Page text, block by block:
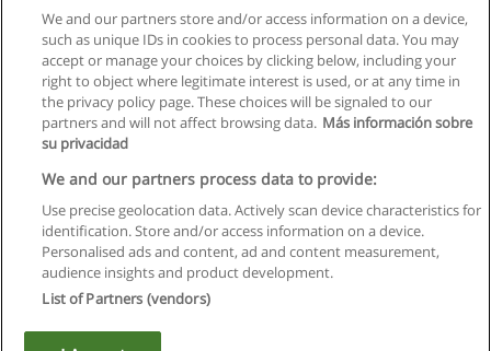
+ информация по E-mail
Правила пользования
Конфиденциальность информации
Напишите Educaedu
Copyright © Educaedu Business S.L. - CIF : B-95610580: -
We and our partners store and/or access information on a device,
such as unique IDs in cookies to process personal data. You may
accept or manage your choices by clicking below, including your
right to object where legitimate interest is used, or at any time in
the privacy policy page. These choices will be signaled to our
partners and will not affect browsing data. Más información sobre
su privacidad
We and our partners process data to provide:
Use precise geolocation data. Actively scan device characteristics for
identification. Store and/or access information on a device.
Personalised ads and content, ad and content measurement,
audience insights and product development.
List of Partners (vendors)